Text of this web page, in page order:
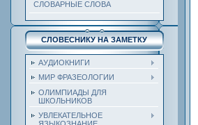
СЛОВАРНЫЕ СЛОВА
СЛОВЕСНИКУ НА ЗАМЕТКУ
АУДИОКНИГИ
МИР ФРАЗЕОЛОГИИ
ОЛИМПИАДЫ ДЛЯ
ШКОЛЬНИКОВ
УВЛЕКАТЕЛЬНОЕ